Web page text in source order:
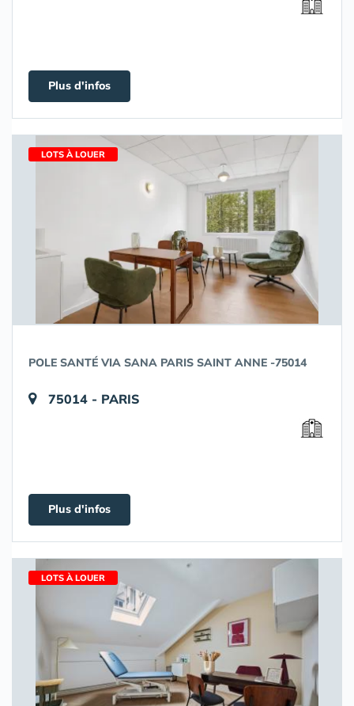
Plus d'infos
LOTS À LOUER
POLE SANTÉ VIA SANA PARIS SAINT ANNE -75014
75014 - PARIS
Plus d'infos
LOTS À LOUER